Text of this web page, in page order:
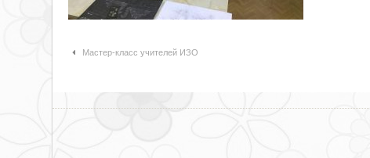
Навигация по статьям
Мастер-класс учителей ИЗО